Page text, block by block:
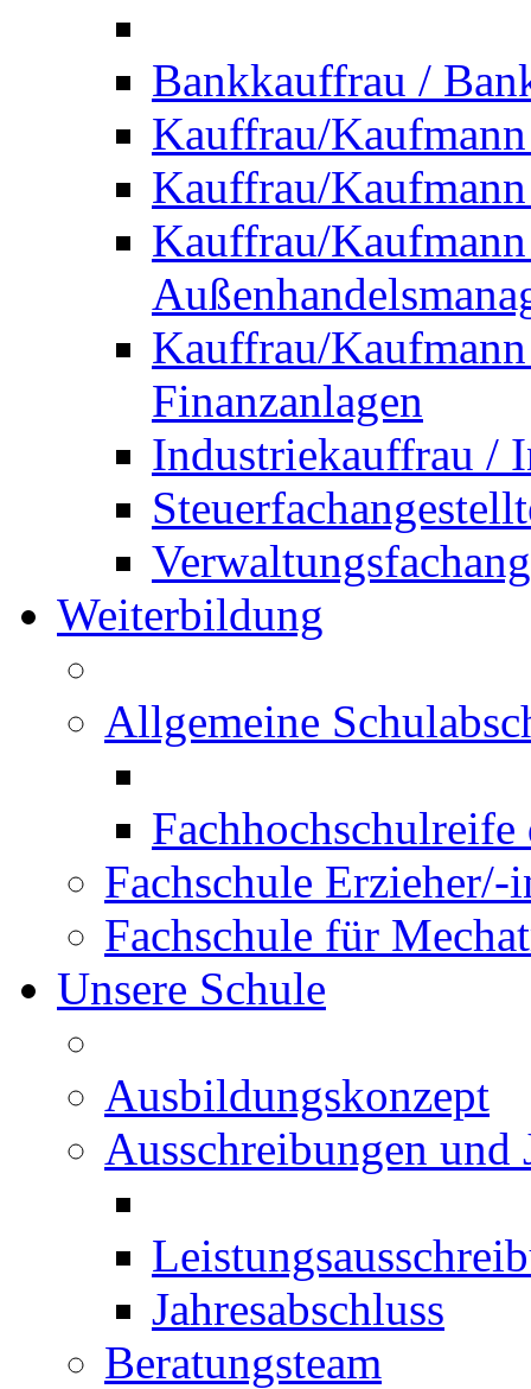
Bankkauffrau /
Kauffrau/
Kauffrau/
Kauffrau/
Kauffrau/
Finanzanlagen
Industriekauffrau /
Weiterbildung
Allgemeine
Fachschule Erzieher/-
Fachschule für
Unsere Schule
Ausbildungskonzept
Ausschreibungen und
Jahresabschluss
Beratungsteam